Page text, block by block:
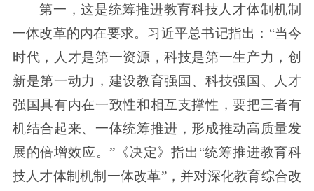
第一，这是统筹推进教育科技人才体制机制
一体改革的内在要求。习近平总书记指出：“当今
时代，人才是第一资源，科技是第一生产力，创
新是第一动力，建设教育强国、科技强国、人才
强国具有内在一致性和相互支撑性，要把三者有
机结合起来、一体统筹推进，形成推动高质量发
展的倍增效应。”《决定》指出“统筹推进教育科
技人才体制机制一体改革”，并对深化教育综合改